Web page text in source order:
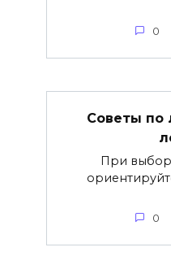
0
Советы по
При
0